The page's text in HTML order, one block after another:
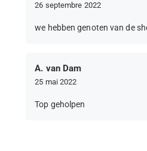
26 septembre 2022
we hebben genoten van de
A. van Dam
25 mai 2022
Top geholpen